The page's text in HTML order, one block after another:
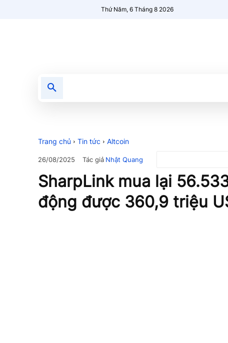
Thứ Năm, 6 Tháng 8 2026
Trang chủ Tin tức Altcoin
26/08/2025 Tác giả Nhật Quang
SharpLink mua lại
động được 360,9 triệu